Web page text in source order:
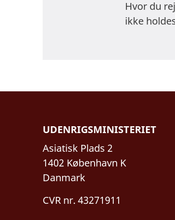
Hvor du
ikke
UDENRIGSMINISTERIET
Asiatisk Plads 2
1402 København K
Danmark
CVR nr. 43271911